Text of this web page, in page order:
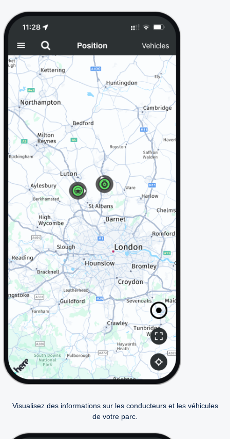
Visualisez des informations sur les conducteurs et les véhicules
de votre parc.